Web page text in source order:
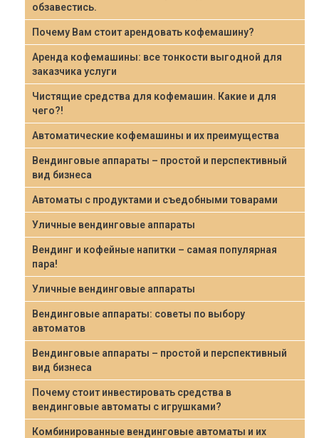
обзавестись.
Почему Вам стоит арендовать кофемашину?
Аренда кофемашины: все тонкости выгодной для
заказчика услуги
Чистящие средства для кофемашин. Какие и для
чего?!
Автоматические кофемашины и их преимущества
Вендинговые аппараты – простой и перспективный
вид бизнеса
Автоматы с продуктами и съедобными товарами
Уличные вендинговые аппараты
Вендинг и кофейные напитки – самая популярная
пара!
Уличные вендинговые аппараты
Вендинговые аппараты: советы по выбору
автоматов
Вендинговые аппараты – простой и перспективный
вид бизнеса
Почему стоит инвестировать средства в
вендинговые автоматы с игрушками?
Комбинированные вендинговые автоматы и их